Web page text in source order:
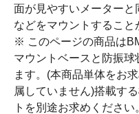
面が見やすいメーター
などをマウントすること
※ このページの商品は
マウントベースと防振球
ます。(本商品単体をお
属していません)搭載す
トを別途お求めください